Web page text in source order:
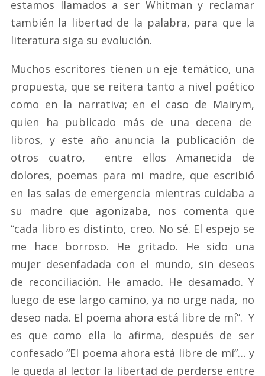
estamos llamados a ser Whitman y reclamar
también la libertad de la palabra, para que la
literatura siga su evolución.
Muchos escritores tienen un eje temático, una
propuesta, que se reitera tanto a nivel poético
como en la narrativa; en el caso de Mairym,
quien ha publicado más de una decena de
libros, y este año anuncia la publicación de
otros cuatro, entre ellos Amanecida de
dolores, poemas para mi madre, que escribió
en las salas de emergencia mientras cuidaba a
su madre que agonizaba, nos comenta que
“cada libro es distinto, creo. No sé. El espejo se
me hace borroso. He gritado. He sido una
mujer desenfadada con el mundo, sin deseos
de reconciliación. He amado. He desamado. Y
luego de ese largo camino, ya no urge nada, no
deseo nada. El poema ahora está libre de mí”. Y
es que como ella lo afirma, después de ser
confesado “El poema ahora está libre de mí”… y
le queda al lector la libertad de perderse entre